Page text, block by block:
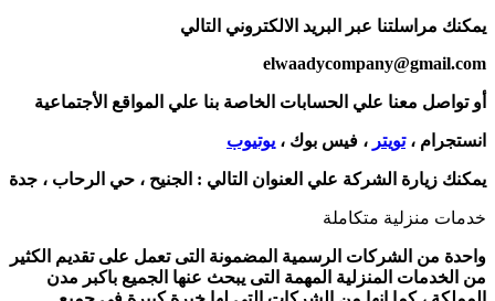
يمكنك مراسلتنا عبر البريد الالكتروني التالي
elwaadycompany@gmail.com
أو تواصل معنا علي الحسابات الخاصة بنا علي المواقع الأجتماعية
انستجرام ،تويتر ، فيس بوك ، يوتيوب
يمكنك زيارة الشركة علي العنوان التالي : الجنيح ، حي الرحاب ، جدة
خدمات منزلية متكاملة
واحدة من الشركات الرسمية المضمونة التى تعمل على تقديم الكثير
من الخدمات المنزلية المهمة التى يبحث عنها الجميع باكبر مدن